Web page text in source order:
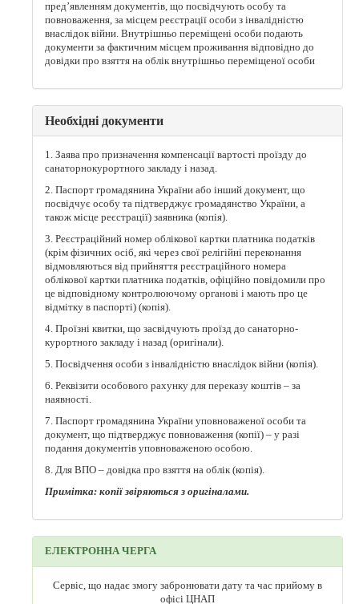
пред’явленням документів, що посвідчують особу та
повноваження, за місцем реєстрації особи з інвалідністю
внаслідок війни. Внутрішньо переміщені особи подають
документи за фактичним місцем проживання відповідно до
довідки про взяття на облік внутрішньо переміщеної особи
Необхідні документи
1. Заява про призначення компенсації вартості проїзду до
санаторнокурортного закладу і назад.
2. Паспорт громадянина України або інший документ, що
посвідчує особу та підтверджує громадянство України, а
також місце реєстрації) заявника (копія).
3. Реєстраційний номер облікової картки платника податків
(крім фізичних осіб, які через свої релігійні переконання
відмовляються від прийняття реєстраційного номера
облікової картки платника податків, офіційно повідомили про
це відповідному контролюючому органові і мають про це
відмітку в паспорті) (копія).
4. Проїзні квитки, що засвідчують проїзд до санаторно-
курортного закладу і назад (оригінали).
5. Посвідчення особи з інвалідністю внаслідок війни (копія).
6. Реквізити особового рахунку для переказу коштів – за
наявності.
7. Паспорт громадянина України уповноваженої особи та
документ, що підтверджує повноваження (копії) – у разі
подання документів уповноваженою особою.
8. Для ВПО – довідка про взяття на облік (копія).
Примітка: копії звіряються з оригіналами.
ЕЛЕКТРОННА ЧЕРГА
Сервіс, що надає змогу забронювати дату та час прийому в
офісі ЦНАП